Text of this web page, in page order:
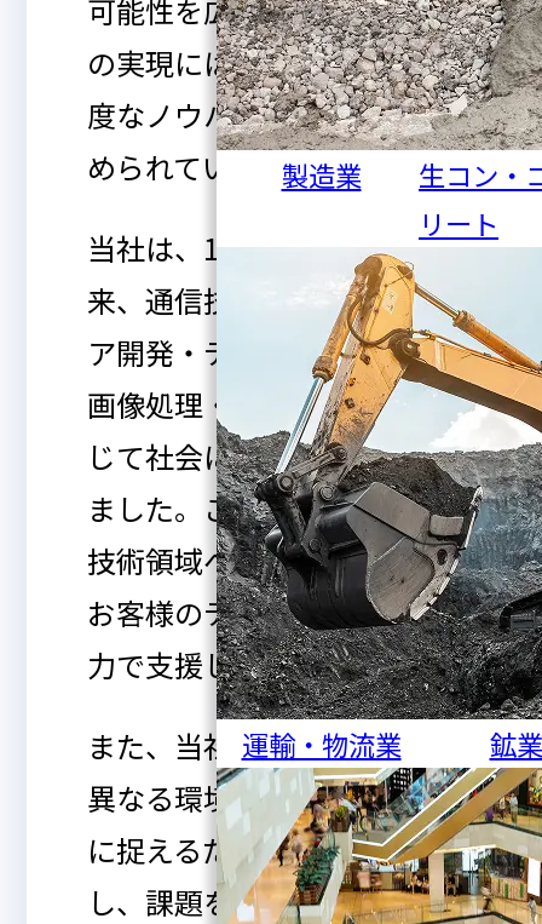
製造業
生コン・
リート
運輸・物流業 鉱業
可能性を広げる一方で、そ
の実現には豊富な経験と高
度なノウハウがますます求
められています。
当社は、1980年の創業以
来、通信技術・ソフトウェ
ア開発・データセンター・
画像処理・AI技術などを通
じて社会に貢献してまいり
ました。これからも新たな
技術領域への挑戦を続け、
お客様のデジタル変革を全
力で支援してまいります。
また、当社はお客様ごとに
異なる環境やニーズを的確
に捉えるため、対話を重視
し、課題を共有しながら最